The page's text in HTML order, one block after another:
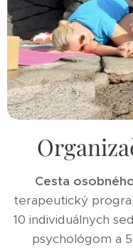
Cesta
terapeutický
10 individuálnych
psychológom a